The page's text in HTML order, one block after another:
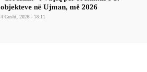
objekteve në Ujman, më 2026
4 Gusht, 2026 - 18:11